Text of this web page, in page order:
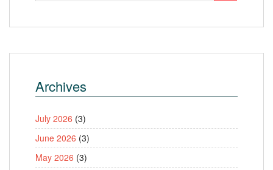
Archives
July 2026 (3)
June 2026 (3)
May 2026 (3)